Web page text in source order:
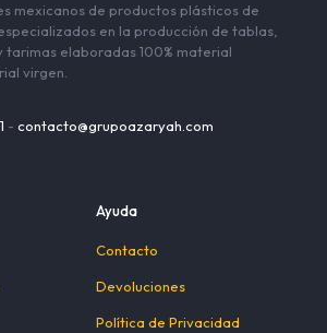
mexicanos de productos plásticos de
en la producción de tablas,
tarimas elaboradas 100% material
virgen.
- contacto@grupoazaryah.com
Ayuda
Contacto
Devoluciones
Política de Privacidad